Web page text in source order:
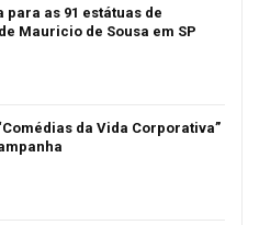
para as 91 estátuas de
Mauricio de Sousa em SP
da Vida Corporativa”